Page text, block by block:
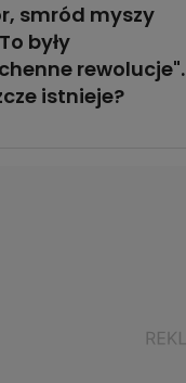
smród myszy
były
rewolucje".
istnieje?